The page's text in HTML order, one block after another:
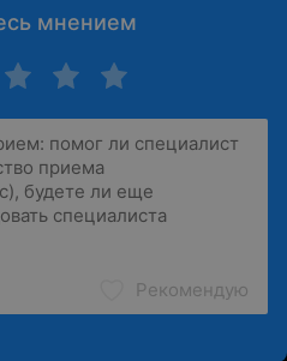
мнением
Рекомендую